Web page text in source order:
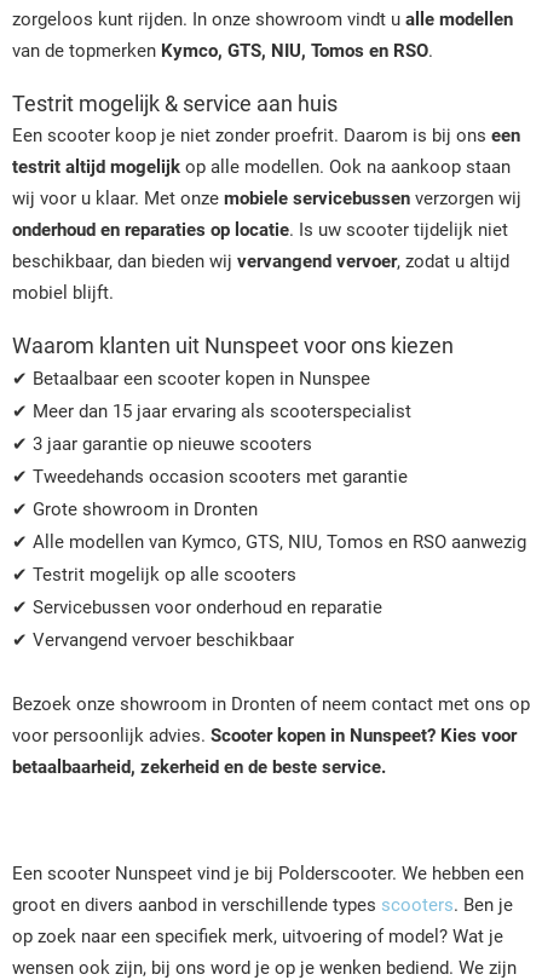
zorgeloos kunt rijden. In onze showroom vindt u alle modellen
van de topmerken Kymco, GTS, NIU, Tomos en RSO.
Testrit mogelijk & service aan huis
Een scooter koop je niet zonder proefrit. Daarom is bij ons een
testrit altijd mogelijk op alle modellen. Ook na aankoop staan
wij voor u klaar. Met onze mobiele servicebussen verzorgen wij
onderhoud en reparaties op locatie. Is uw scooter tijdelijk niet
beschikbaar, dan bieden wij vervangend vervoer, zodat u altijd
mobiel blijft.
Waarom klanten uit Nunspeet voor ons kiezen
✔ Betaalbaar een scooter kopen in Nunspee
✔ Meer dan 15 jaar ervaring als scooterspecialist
✔ 3 jaar garantie op nieuwe scooters
✔ Tweedehands occasion scooters met garantie
✔ Grote showroom in Dronten
✔ Alle modellen van Kymco, GTS, NIU, Tomos en RSO aanwezig
✔ Testrit mogelijk op alle scooters
✔ Servicebussen voor onderhoud en reparatie
✔ Vervangend vervoer beschikbaar
Bezoek onze showroom in Dronten of neem contact met ons op
voor persoonlijk advies. Scooter kopen in Nunspeet? Kies voor
betaalbaarheid, zekerheid en de beste service.
Een scooter Nunspeet vind je bij Polderscooter. We hebben een
groot en divers aanbod in verschillende types scooters. Ben je
op zoek naar een specifiek merk, uitvoering of model? Wat je
wensen ook zijn, bij ons word je op je wenken bediend. We zijn